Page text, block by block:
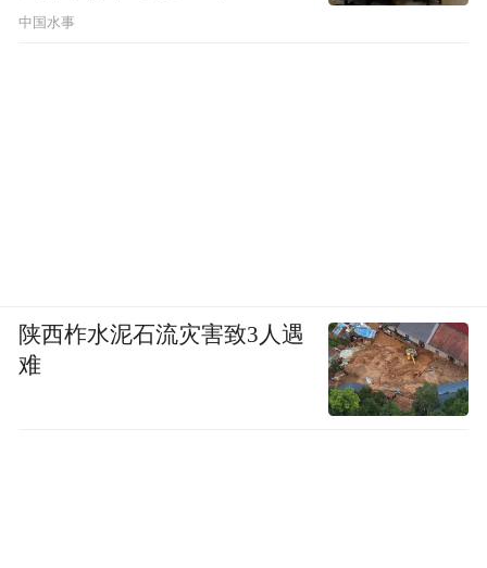
中国水事
陕西柞水泥石流灾害致3人遇
难